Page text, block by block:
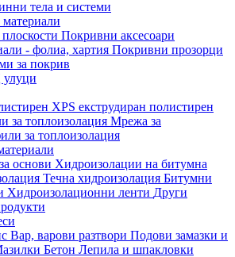
тела и системи
Покривни аксесоари
- фолиа, хартия Покривни прозорци
за покрив
XPS екструдиран полистирен
за топлоизолация Мрежа за
за топлоизолация
основи Хидроизолации на битумна
Течна хидроизолация Битумни
Хидроизолационни ленти Други
Вар, варови разтвори Подови замазки и
Бетон Лепила и шпакловки